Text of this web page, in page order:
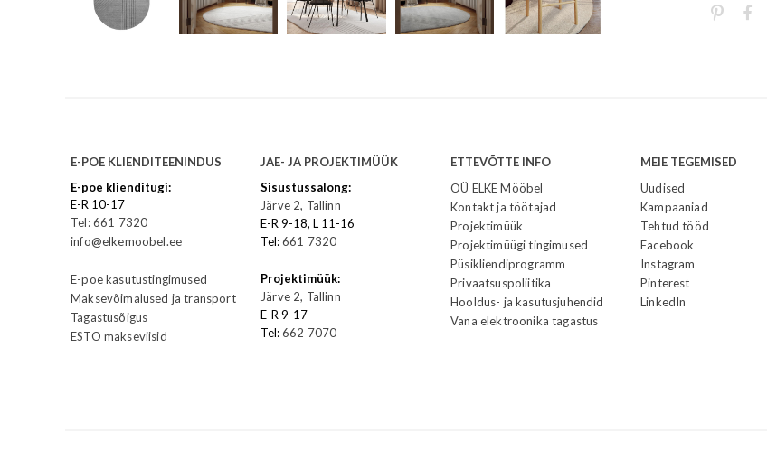
E-POE KLIENDITEENINDUS
E-poe klienditugi:
E-R 10-17
Tel: 661 7320
info@elkemoobel.ee
E-poe kasutustingimused
Maksevõimalused ja transport
Tagastusõigus
ESTO makseviisid
JAE- JA PROJEKTIMÜÜK
Sisustussalong:
Järve 2, Tallinn
E-R 9-18, L 11-16
Tel:661 7320
Projektimüük:
Järve 2, Tallinn
E-R 9-17
Tel:662 7070
ETTEVÕTTE INFO
OÜ ELKE Mööbel
Kontakt ja töötajad
Projektimüük
Projektimüügi tingimused
Püsikliendiprogramm
Privaatsuspoliitika
Hooldus- ja kasutusjuhendid
Vana elektroonika tagastus
MEIE TEGEMISED
Uudised
Kampaaniad
Tehtud tööd
Facebook
Instagram
Pinterest
LinkedIn